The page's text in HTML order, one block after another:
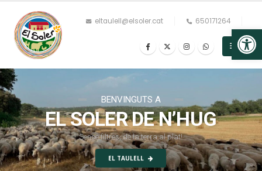
eltaulell@elsoler.cat 650171264
EL TAULELL
L'AULA
BENVINGUTS A
EL SOLER DE N’HUG
Sense filtres, de la terra al plat!
LA GRANJA